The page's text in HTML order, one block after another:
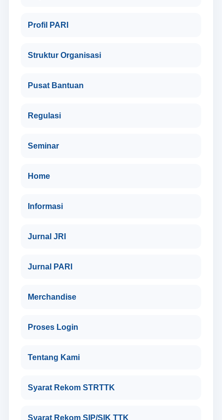
Profil PARI
Struktur Organisasi
Pusat Bantuan
Regulasi
Seminar
Home
Informasi
Jurnal JRI
Jurnal PARI
Merchandise
Proses Login
Tentang Kami
Syarat Rekom STRTTK
Syarat Rekom SIP/SIK TTK